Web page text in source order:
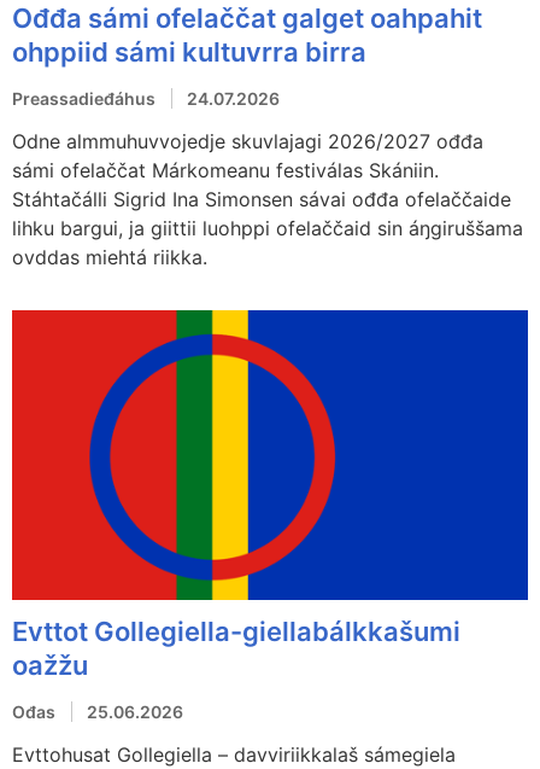
Ođđa sámi ofelaččat galget oahpahit
ohppiid sámi kultuvrra birra
Preassadieđáhus 24.07.2026
Odne almmuhuvvojedje skuvlajagi 2026/2027 ođđa
sámi ofelaččat Márkomeanu festiválas Skániin.
Stáhtačálli Sigrid Ina Simonsen sávai ođđa ofelaččaide
lihku bargui, ja giittii luohppi ofelaččaid sin áŋgiruššama
ovddas miehtá riikka.
Evttot Gollegiella-giellabálkkašumi
oažžu
Ođas 25.06.2026
Evttohusat Gollegiella – davviriikkalaš sámegiela